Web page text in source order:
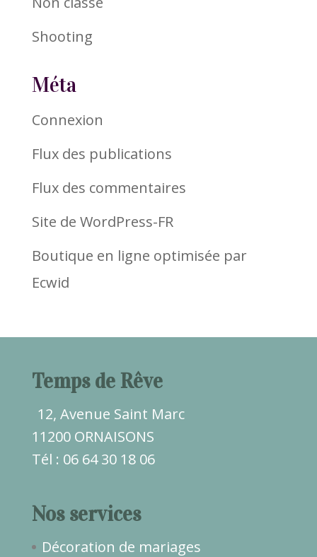
Shooting
Méta
Connexion
Flux des publications
Flux des commentaires
Site de WordPress-FR
Boutique en ligne optimisée par
Ecwid
Temps de Rêve
12, Avenue Saint Marc
11200 ORNAISONS
Tél : 06 64 30 18 06
Nos services
Décoration de mariages